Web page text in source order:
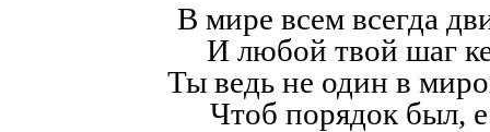
В мире всем всегда
И любой твой шаг
Ты ведь не один в
Чтоб порядок был,